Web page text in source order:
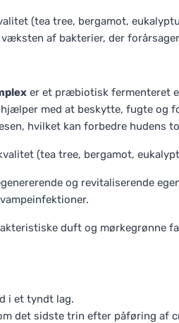
(tea tree, bergamot,
af bakterier, der
er et præbiotisk fermenteret
med at beskytte, fugte og
hvilket kan forbedre hudens
(tea tree, bergamot,
og revitaliserende
duft og mørkegrønne
i et tyndt lag.
det sidste trin efter påføring af